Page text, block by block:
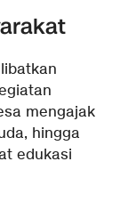
mengajak
hingga
edukasi